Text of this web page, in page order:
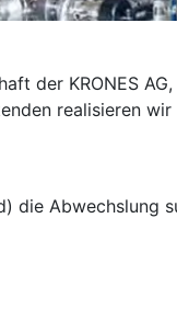
der KRONES
realisieren
die